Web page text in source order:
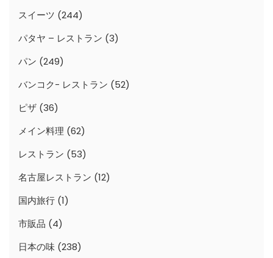
スイーツ (244)
パタヤ – レストラン (3)
パン (249)
バンコク- レストラン (52)
ピザ (36)
メイン料理 (62)
レストラン (53)
名古屋レストラン (12)
国内旅行 (1)
市販品 (4)
日本の味 (238)